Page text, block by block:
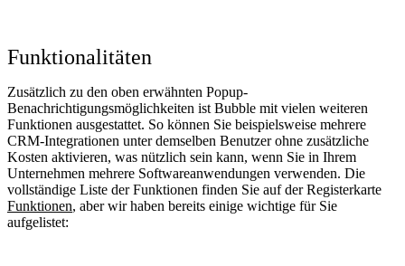
Funktionalitäten
Zusätzlich zu den oben erwähnten Popup-
Benachrichtigungsmöglichkeiten ist Bubble mit vielen weiteren
Funktionen ausgestattet. So können Sie beispielsweise mehrere
CRM-Integrationen unter demselben Benutzer ohne zusätzliche
Kosten aktivieren, was nützlich sein kann, wenn Sie in Ihrem
Unternehmen mehrere Softwareanwendungen verwenden. Die
vollständige Liste der Funktionen finden Sie auf der Registerkarte
Funktionen, aber wir haben bereits einige wichtige für Sie
aufgelistet: